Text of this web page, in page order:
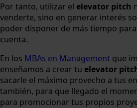
Por tanto, utilizar el elevator pitch
venderte, sino en generar interés
poder disponer de más tiempo
cuenta.
En los MBAs en Management que
enseñamos a crear tu elevator
sacarle el máximo provecho a tus
también, para que llegado el
para promocionar tus propios